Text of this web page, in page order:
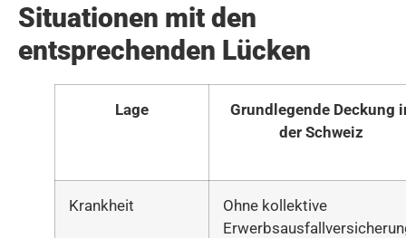
Situationen mit den
entsprechenden Lücken
Lage
Grundlegende Deckung
der Schweiz
Krankheit
Ohne kollektive